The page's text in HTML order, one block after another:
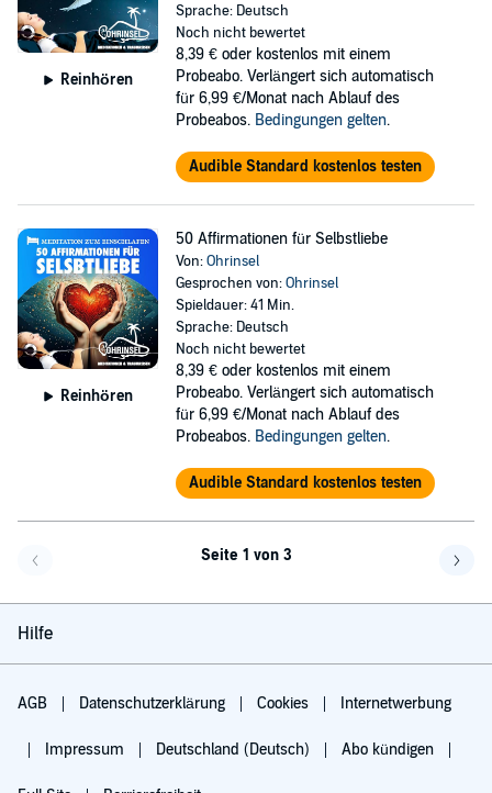
Reinhören
Sprache: Deutsch
Noch nicht bewertet
8,39 € oder kostenlos mit einem
Probeabo. Verlängert sich automatisch
für 6,99 €/Monat nach Ablauf des
Probeabos. Bedingungen gelten.
Audible Standard kostenlos testen
Reinhören
50 Affirmationen für Selbstliebe
Von:Ohrinsel
Gesprochen von:Ohrinsel
Spieldauer: 41 Min.
Sprache: Deutsch
Noch nicht bewertet
8,39 € oder kostenlos mit einem
Probeabo. Verlängert sich automatisch
für 6,99 €/Monat nach Ablauf des
Probeabos. Bedingungen gelten.
Audible Standard kostenlos testen
Seite 1 von 3
Hilfe
AGB Datenschutzerklärung Cookies Internetwerbung
Impressum Deutschland (Deutsch) Abo kündigen